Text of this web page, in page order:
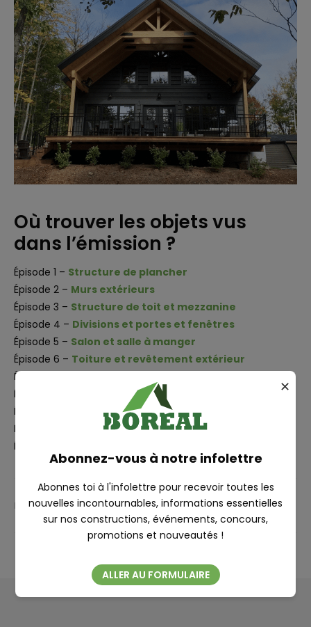
Où trouver les objets vus
dans l’émission ?
Épisode 1 – Structure de plancher
Épisode 2 – Murs extérieurs
Épisode 3 – Structure de toit et mezzanine
Épisode 4 – Divisions et portes et fenêtres
Épisode 5 – Salon et salle à manger
Épisode 6 – Toiture et revêtement extérieur
Épisode 7 –
Épisode 8 –
Épisode 9 –
Cuisine et entrée
Épisode 10 –
Salles de bain
Épisodes 11 –
PARTAGER
Abonnez-vous à notre infolettre
Abonnes toi à l'infolettre pour recevoir toutes les
nouvelles incontournables, informations essentielles
sur nos constructions, événements, concours,
promotions et nouveautés !
ALLER AU FORMULAIRE
✕
Fermer